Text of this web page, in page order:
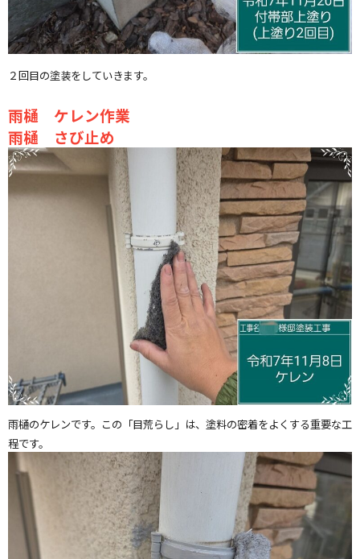
２回目の塗装をしていきます。
雨樋 ケレン作業
雨樋 さび止め
雨樋のケレンです。この「目荒らし」は、塗料の密着をよくする重要な工
程です。